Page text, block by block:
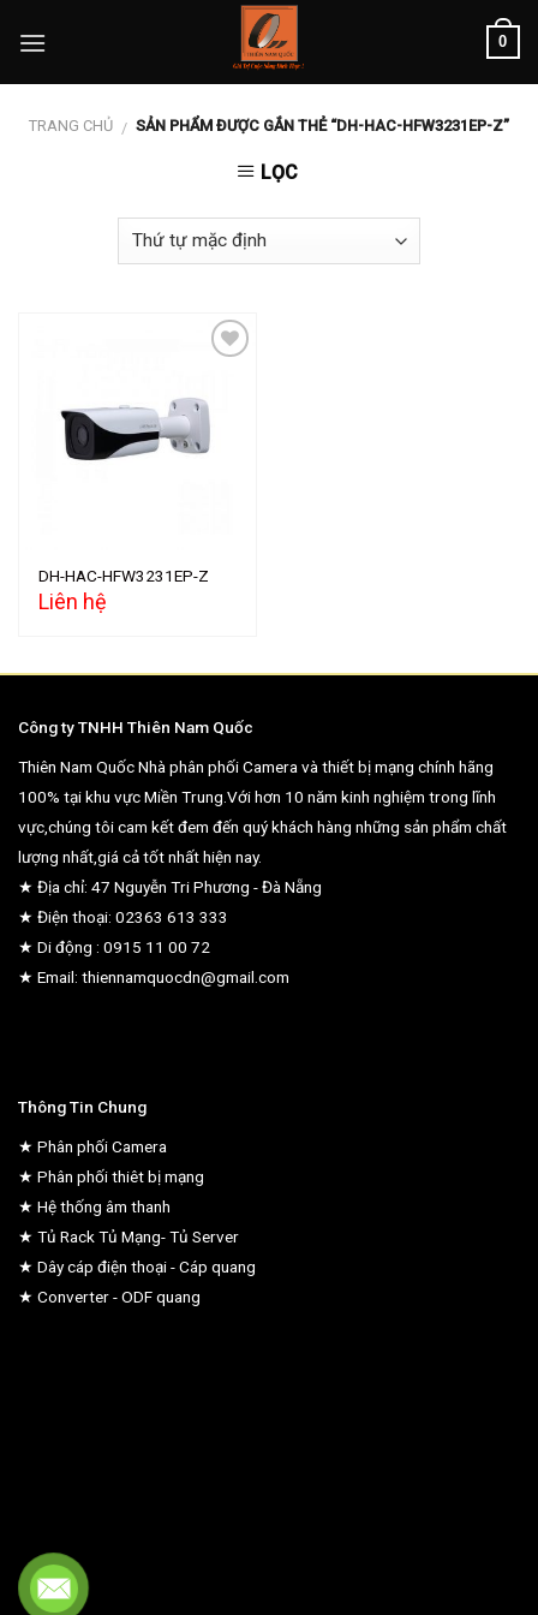
0
TRANG CHỦ / SẢN PHẨM ĐƯỢC GẮN THẺ “DH-HAC-HFW3231EP-Z”
LỌC
Add to
DH-HAC-HFW3231EP-Z
Liên hệ
Công ty TNHH Thiên Nam Quốc
Thiên Nam Quốc Nhà phân phối Camera và thiết bị mạng chính hãng
100% tại khu vực Miền Trung.Với hơn 10 năm kinh nghiệm trong lĩnh
vực,chúng tôi cam kết đem đến quý khách hàng những sản phẩm chất
lượng nhất,giá cả tốt nhất hiện nay.
★ Địa chỉ: 47 Nguyễn Tri Phương - Đà Nẵng
★ Điện thoại: 02363 613 333
★ Di động : 0915 11 00 72
★ Email: thiennamquocdn@gmail.com
Thông Tin Chung
★ Phân phối Camera
★ Phân phối thiêt bị mạng
★ Hệ thống âm thanh
★ Tủ Rack Tủ Mạng- Tủ Server
★ Dây cáp điện thoại - Cáp quang
★ Converter - ODF quang